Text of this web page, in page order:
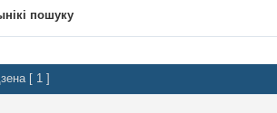
пошуку
[ 1 ]